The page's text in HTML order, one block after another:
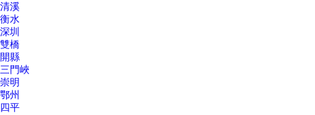
清溪
衡水
深圳
雙橋
開縣
三門峽
崇明
鄂州
四平